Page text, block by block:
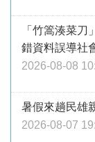
「竹篙湊菜
錯資料誤導社
2026-08-08
暑假來趟民雄
2026-08-07